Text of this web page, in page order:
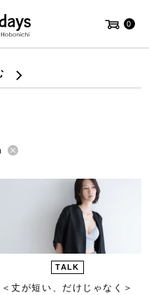
0
TALK
＜丈が短い、だけじゃなく＞